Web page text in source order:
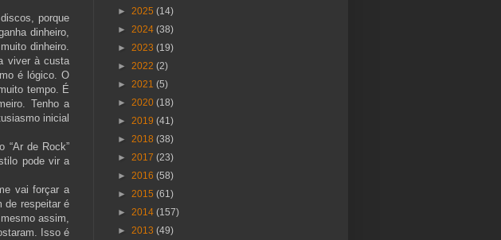
porque
dinheiro,
dinheiro.
viver à custa
é lógico. O
tempo. É
Tenho a
inicial
“Ar de Rock”
pode vir a
vai forçar a
de respeitar é
assim,
Isso é
► 2025 (14)
► 2024 (38)
► 2023 (19)
► 2022 (2)
► 2021 (5)
► 2020 (18)
► 2019 (41)
► 2018 (38)
► 2017 (23)
► 2016 (58)
► 2015 (61)
► 2014 (157)
► 2013 (49)